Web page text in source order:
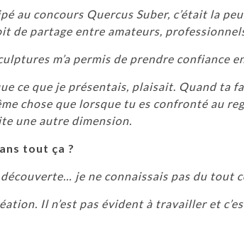
au concours Quercus Suber, c’était la
de partage entre amateurs,
m’a permis de prendre confiance
ce que je présentais, plaisait. Quand ta
chose que lorsque tu es confronté au
une autre dimension.
tout ça ?
je ne connaissais pas du tout
Il n’est pas évident à travailler et